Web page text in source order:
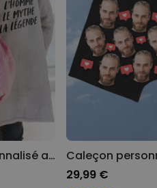
Plaid à capuche personnalisé avec texte
29,99 €